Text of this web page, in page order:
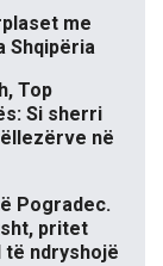
me
Shqipëria
Top
Si sherri
në
Pogradec.
pritet
të ndryshojë